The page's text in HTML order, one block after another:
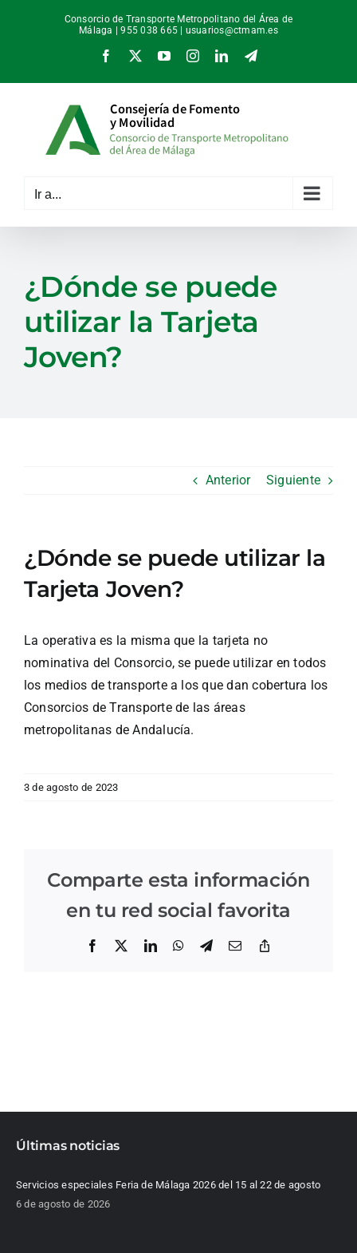
Consorcio de Transporte Metropolitano del Área de
Málaga | 955 038 665 | usuarios@ctmam.es
Facebook
X YouTubeInstagramLinkedInTelegram
Ir a...
¿Dónde se puede
utilizar la Tarjeta
Joven?
Anterior Siguiente
¿Dónde se puede utilizar la
Tarjeta Joven?
La operativa es la misma que la tarjeta no
nominativa del Consorcio, se puede utilizar en todos
los medios de transporte a los que dan cobertura los
Consorcios de Transporte de las áreas
metropolitanas de Andalucía.
3 de agosto de 2023
Comparte esta información
en tu red social favorita
Facebook LinkedInWhatsApp
Telegram
Correo
Últimas noticias
Servicios especiales Feria de Málaga 2026 del 15 al 22 de agosto
6 de agosto de 2026